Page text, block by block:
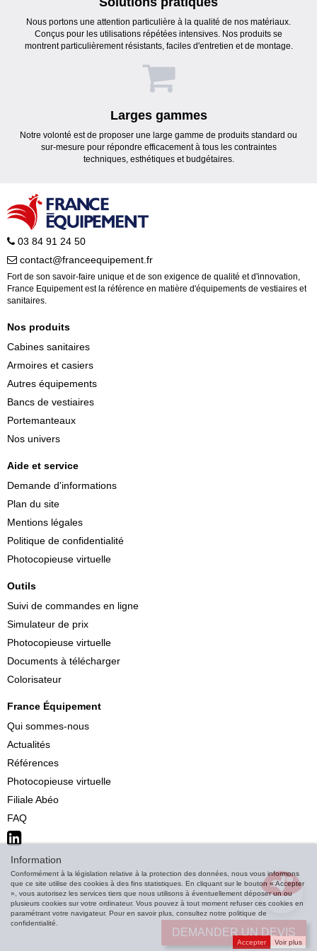
Nous portons une attention particulière à la qualité de nos matériaux.
Conçus pour les utilisations répétées intensives. Nos produits se
montrent particulièrement résistants, faciles d'entretien et de montage.
Larges gammes
Notre volonté est de proposer une large gamme de produits standard ou
sur-mesure pour répondre efficacement à tous les contraintes
techniques, esthétiques et budgétaires.
03 84 91 24 50
contact@franceequipement.fr
Fort de son savoir-faire unique et de son exigence de qualité et d'innovation,
France Equipement est la référence en matière d'équipements de vestiaires et
sanitaires.
Nos produits
Cabines sanitaires
Armoires et casiers
Autres équipements
Bancs de vestiaires
Portemanteaux
Nos univers
Aide et service
Demande d'informations
Plan du site
Mentions légales
Politique de confidentialité
Photocopieuse virtuelle
Outils
Suivi de commandes en ligne
Simulateur de prix
Photocopieuse virtuelle
Documents à télécharger
Colorisateur
France Équipement
Qui sommes-nous
Actualités
Références
Photocopieuse virtuelle
Filiale Abéo
FAQ
DEMANDER UN DEVIS
Information
Conformément à la législation relative à la protection des données, nous vous informons
que ce site utilise des cookies à des fins statistiques. En cliquant sur le bouton « Accepter
», vous autorisez les services tiers que nous utilisons à éventuellement déposer un ou
plusieurs cookies sur votre ordinateur. Vous pouvez à tout moment refuser ces cookies en
paramétrant votre navigateur. Pour en savoir plus, consultez notre politique de
confidentialité.
Accepter Voir plus